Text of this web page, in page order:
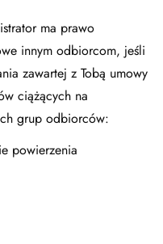
ma prawo
innym odbiorcom, jeśli
zawartej z Tobą umowy
ciążących na
grup odbiorców:
powierzenia